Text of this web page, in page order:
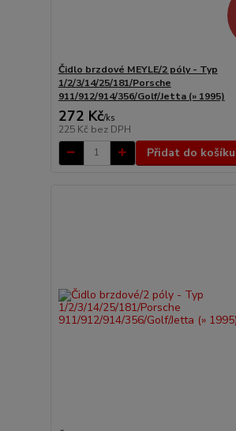
Čidlo brzdové MEYLE/2 póly - Typ
1/2/3/14/25/181/Porsche
911/912/914/356/Golf/Jetta (» 1995)
272 Kč/ks
225 Kč bez DPH
Přidat do košíku